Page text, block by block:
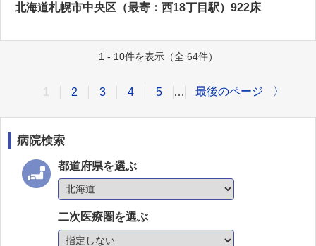
北海道札幌市中央区（最寄：西18丁目駅）922床
1 - 10件を表示（全 64件）
2 3 4 5 … 最後のページ 〉
病院検索
都道府県を選ぶ
二次医療圏を選ぶ